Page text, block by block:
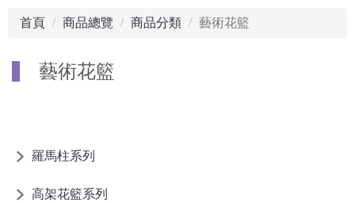
首頁 商品總覽 商品分類 藝術花籃
藝術花籃
羅馬柱系列
高架花籃系列